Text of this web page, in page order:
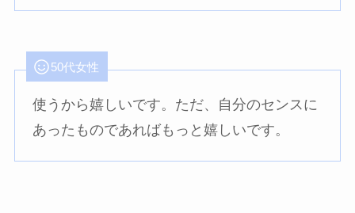
50代女性
使うから嬉しいです。ただ、自分のセンスに
あったものであればもっと嬉しいです。